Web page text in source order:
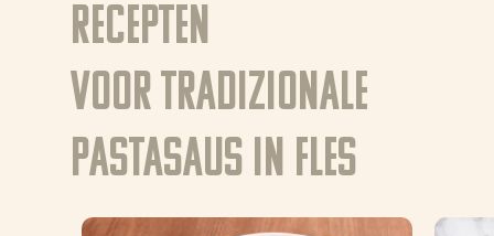
Recepten
voor Tradizionale
pastasaus in fles